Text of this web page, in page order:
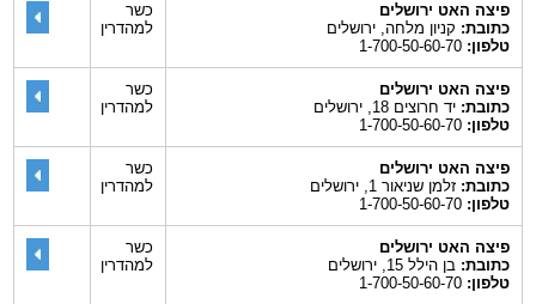
פיצה האט ירושלים
כתובת:קניון מלחה, ירושלים
טלפון:1-700-50-60-70
כשר
למהדרין
פיצה האט ירושלים
כתובת:יד חרוצים 18, ירושלים
טלפון:1-700-50-60-70
כשר
למהדרין
פיצה האט ירושלים
כתובת:זלמן שניאור 1, ירושלים
טלפון:1-700-50-60-70
כשר
למהדרין
פיצה האט ירושלים
כתובת:בן הילל 15, ירושלים
טלפון:1-700-50-60-70
כשר
למהדרין